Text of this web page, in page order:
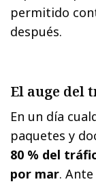
permitido
después.
El auge del
En un día
paquetes y
80 % del
por mar.